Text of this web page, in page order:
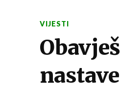
VIJESTI
nastave